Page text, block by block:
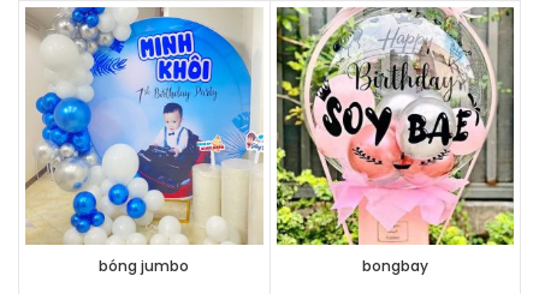
bóng jumbo bongbay